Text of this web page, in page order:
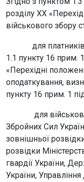
розділу XX
військового збору
для платників,
1.1 пункту 16 прим.
«Перехідні
оподаткування,
пункту 16 прим. 1
для
Збройних Сил
зовнішньої
розвідки
гвардії України,
України,